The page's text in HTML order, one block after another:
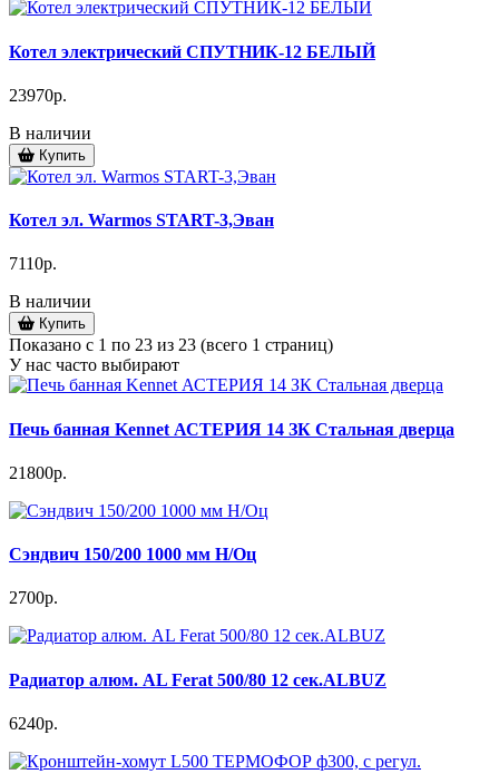
Котел электрический СПУТНИК-12 БЕЛЫЙ
23970р.
В наличии
Купить
Котел эл. Warmos START-3,Эван
7110р.
В наличии
Купить
Показано с 1 по 23 из 23 (всего 1 страниц)
У нас часто выбирают
Печь банная Kennet АСТЕРИЯ 14 ЗК Стальная дверца
21800р.
Сэндвич 150/200 1000 мм Н/Оц
2700р.
Радиатор алюм. AL Ferat 500/80 12 сек.ALBUZ
6240р.